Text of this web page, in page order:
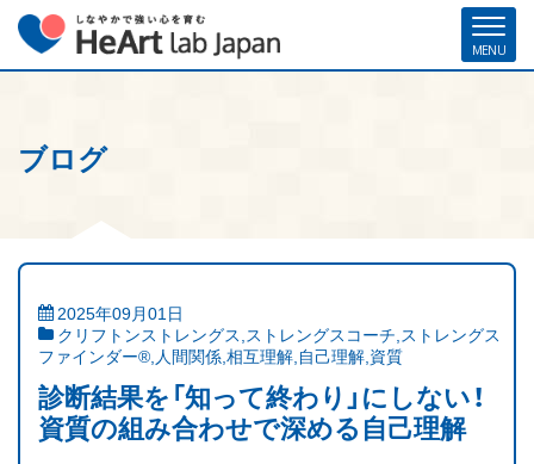
ホーム
クリフトンストレングス®（ストレングスファインダー®）
ストレングスコーチング／セミナー
研修・人材育成／組織開発支援
ブログ
2025年09月01日
クリフトンストレングス,ストレングスコーチ,ストレングス
ファインダー®,人間関係,相互理解,自己理解,資質
診断結果を「知って終わり」にしない！
資質の組み合わせで深める自己理解